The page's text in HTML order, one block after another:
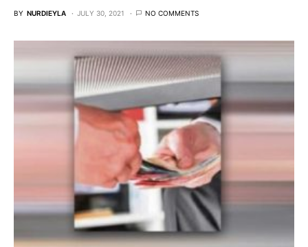
BY NURDIEYLA JULY 30, 2021 NO COMMENTS